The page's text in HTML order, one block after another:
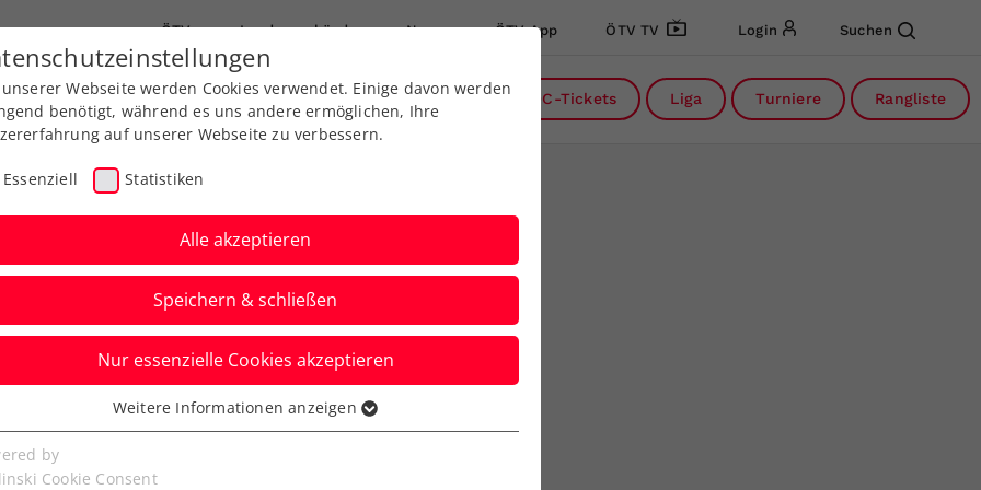
ÖTV Landesverbände News ÖTV App ÖTV TV Login Suchen
Ausbildungen Services Über uns DC-Tickets Liga Turniere Rangliste
Sports Conference
& Männerpower
Webseite werden Cookies verwendet. Einige davon werden
benötigt, während es uns andere ermöglichen, Ihre
auf unserer Webseite zu verbessern.
Essenziell Statistiken
Alle akzeptieren
Speichern & schließen
Nur essenzielle Cookies akzeptieren
Cookies werden für grundlegende Funktionen der
benötigt. Dadurch ist gewährleistet, dass die Webseite
Weitere Informationen anzeigen
by
Cookie Consent